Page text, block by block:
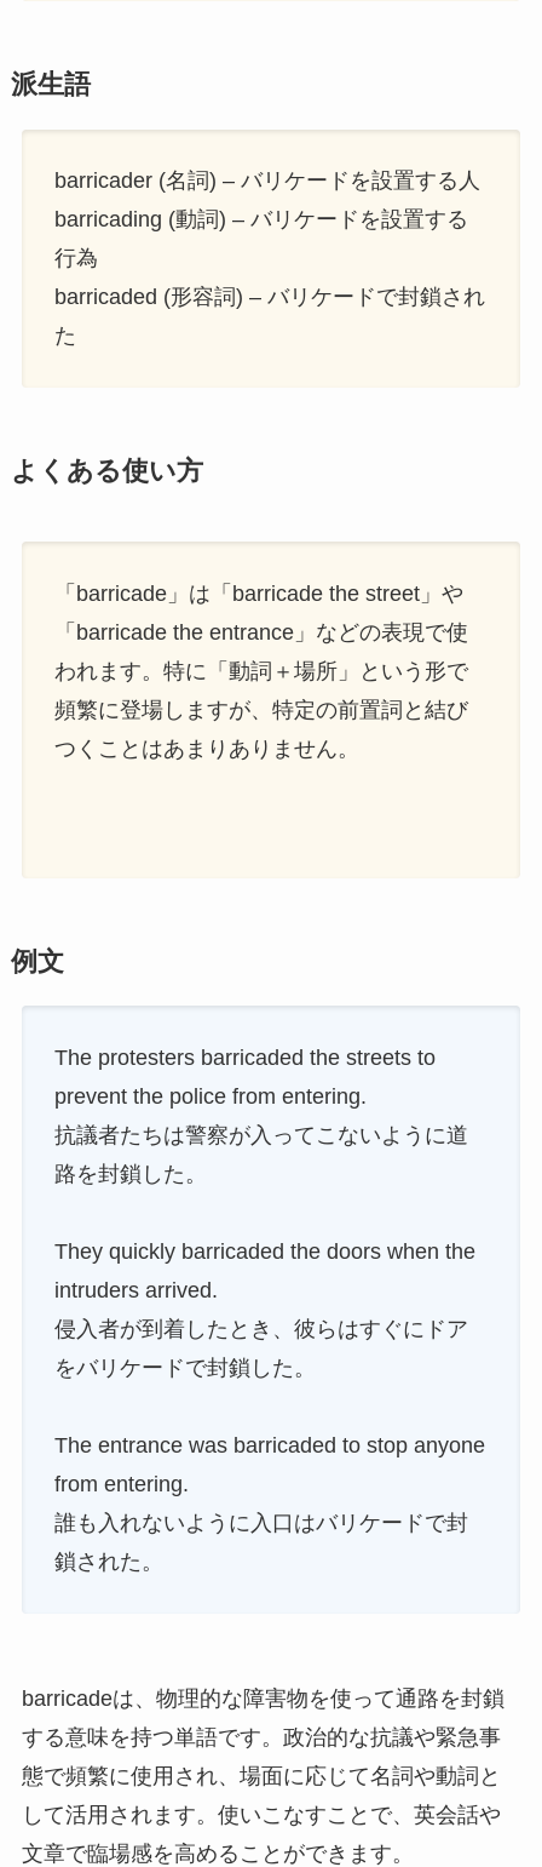
派生語
barricader (名詞) – バリケードを設置する人
barricading (動詞) – バリケードを設置する
行為
barricaded (形容詞) – バリケードで封鎖され
た
よくある使い方
「barricade」は「barricade the street」や
「barricade the entrance」などの表現で使
われます。特に「動詞＋場所」という形で
頻繁に登場しますが、特定の前置詞と結び
つくことはあまりありません。
例文
The protesters barricaded the streets to
prevent the police from entering.
抗議者たちは警察が入ってこないように道
路を封鎖した。
They quickly barricaded the doors when the
intruders arrived.
侵入者が到着したとき、彼らはすぐにドア
をバリケードで封鎖した。
The entrance was barricaded to stop anyone
from entering.
誰も入れないように入口はバリケードで封
鎖された。
barricadeは、物理的な障害物を使って通路を封鎖
する意味を持つ単語です。政治的な抗議や緊急事
態で頻繁に使用され、場面に応じて名詞や動詞と
して活用されます。使いこなすことで、英会話や
文章で臨場感を高めることができます。